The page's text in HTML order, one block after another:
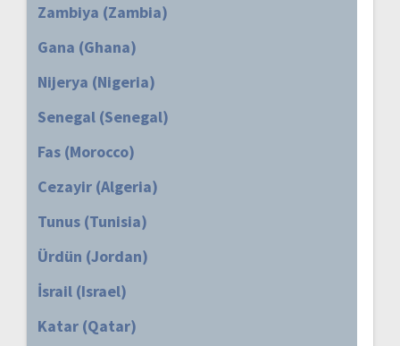
Zambiya (Zambia)
Gana (Ghana)
Nijerya (Nigeria)
Senegal (Senegal)
Fas (Morocco)
Cezayir (Algeria)
Tunus (Tunisia)
Ürdün (Jordan)
İsrail (Israel)
Katar (Qatar)